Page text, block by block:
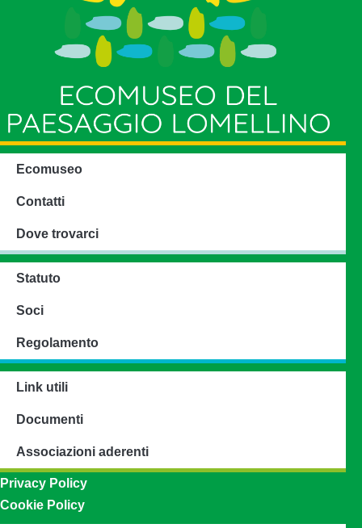
Ecomuseo
Contatti
Dove trovarci
Statuto
Soci
Regolamento
Link utili
Documenti
Associazioni aderenti
Privacy Policy
Cookie Policy